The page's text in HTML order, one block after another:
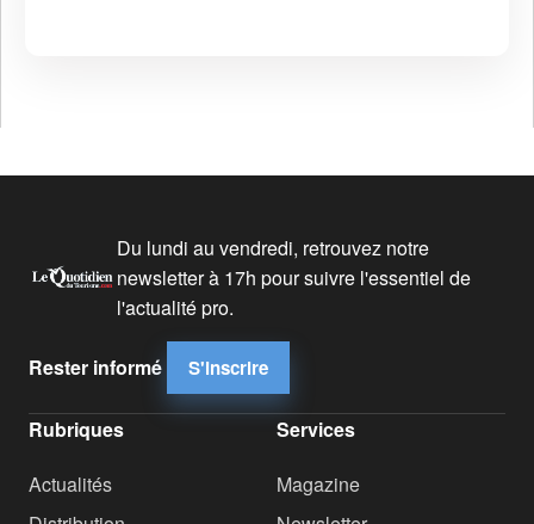
Du lundi au vendredi, retrouvez notre
newsletter à 17h pour suivre l'essentiel de
l'actualité pro.
Rester informé S'inscrire
Rubriques
Actualités
Services
Magazine